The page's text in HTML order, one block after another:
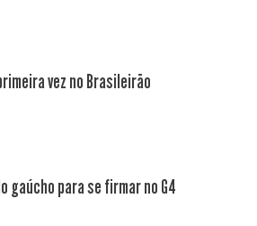
vez no Brasileirão
gaúcho para se firmar no G4